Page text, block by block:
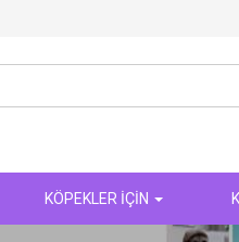
KÖPEKLER İÇİN